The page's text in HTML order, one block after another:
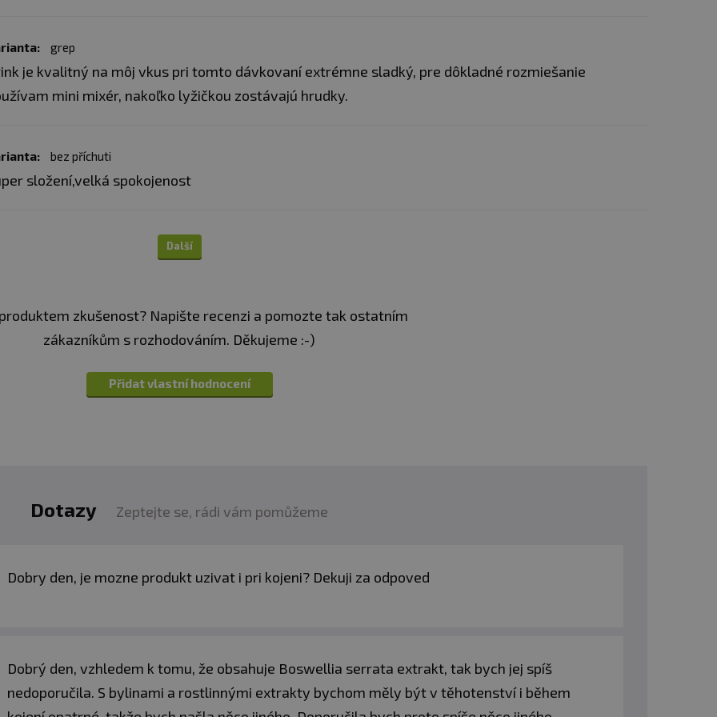
kloubní chrupavky
Jelikož jsou pojivové tkáně a kloubní struktury velmi špatně prokrvené, musí
tzv. synoviální tekutina, jejíž součástí je právě kyselina hyaluronová. U jedinců s
je ceněn pro svůj obsah přírodních kyselin, které se vyznačují tím, že dále
porce a použití produktu v průběhu jídla nebo po něm.
obal.
grep
je kvalitný na môj vkus pri tomto dávkovaní extrémne sladký, pre dôkladné rozmiešanie
mini mixér, nakoľko lyžičkou zostávajú hrudky.
bez příchuti
složení,velká spokojenost
Další
zkušenost? Napište recenzi a pomozte tak ostatním
zákazníkům s rozhodováním. Děkujeme :-)
Přidat vlastní hodnocení
Dotazy Zeptejte se, rádi vám pomůžeme
Dobry den, je mozne produkt uzivat i pri kojeni? Dekuji za odpoved
Dobrý den, vzhledem k tomu, že obsahuje Boswellia serrata extrakt, tak bych jej spíš
nedoporučila. S bylinami a rostlinnými extrakty bychom měly být v těhotenství i během